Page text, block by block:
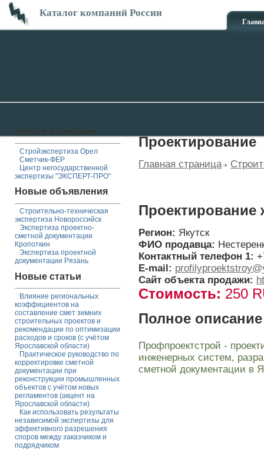
Каталог компаний России
Стройэкспертиза Орел
Сметчик-ФЕР
Центр негосударственной
экспертизы "ЭКСПЕРТ-ПРО"
Новые объявления
Строительно-техническая
экспертиза Новороссийск
Экспертиза проектно-
сметной документации
Кропоткин
Экспертиза проектной
документации Рязань
Новые статьи
Влияние региональных
коэффициентов на
составление смет зимних
строительных проектов и
рекомендации по оптимизации
расходов и сроков (с учётом
Ярославской области)
Практическое руководство по
корректировке сметной
документации при
реконструкции промышленных
объектов с учётом новых
регламентов (акцент на
Ярославской области)
Как использовать результаты
независимой экспертизы для
эффективного разрешения
споров между заказчиком и
подрядчиком
Проектирование
Главная страница
Проектирование
Регион: Якутск
ФИО продавца:
Контактный телефон 1:
E-mail:
Сайт объекта продажи:
Стоимость: 250
Полное
Профпроектстрой -
инженерных систем,
сметной документации в